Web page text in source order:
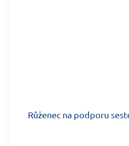
Růženec na podporu